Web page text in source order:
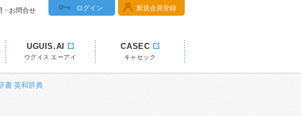
・お問合せ ログイン 新規会員登録
UGUIS.AI
ウグイス エーアイ
CASEC
キャセック
書 英和辞典